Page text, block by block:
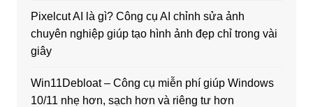
Pixelcut AI là gì? Công cụ AI chỉnh sửa ảnh
chuyên nghiệp giúp tạo hình ảnh đẹp chỉ trong vài
giây
Win11Debloat – Công cụ miễn phí giúp Windows
10/11 nhẹ hơn, sạch hơn và riêng tư hơn